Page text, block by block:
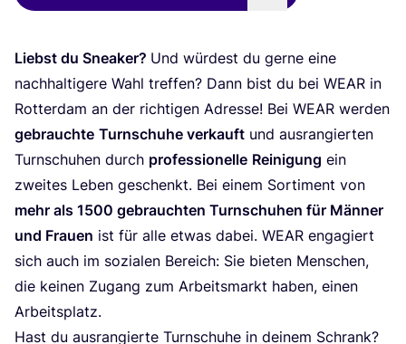
Liebst du Snea­k­er? Und wür­dest du ger­ne eine
nach­hal­ti­ge­re Wahl tref­fen? Dann bist du bei WEAR in
Rot­ter­dam an der rich­ti­gen Adres­se! Bei WEAR wer­den
gebrauch­te Turn­schu­he ver­kauft und aus­ran­gier­ten
Turn­schu­hen durch pro­fes­sio­nel­le Rei­ni­gung ein
zwei­tes Leben geschenkt. Bei einem Sor­ti­ment von
mehr als 1500 gebrauch­ten Turn­schu­hen für Män­ner
und Frau­en ist für alle etwas dabei. WEAR enga­giert
sich auch im sozia­len Bereich: Sie bie­ten Men­schen,
die kei­nen Zugang zum Arbeits­markt haben, einen
Arbeitsplatz.
Hast du aus­ran­gier­te Turn­schu­he in dei­nem Schrank?